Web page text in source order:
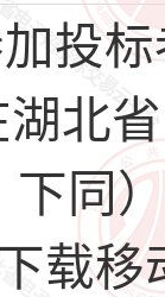
投
北
同
载